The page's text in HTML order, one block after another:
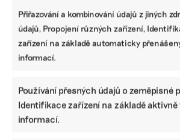
Přiřazování a kombinování údajů z jiných
údajů, Propojení různých zařízení,
zařízení na základě automaticky
informací.
Používání přesných údajů o zeměpisné
Identifikace zařízení na základě
informací.
Facebook
X